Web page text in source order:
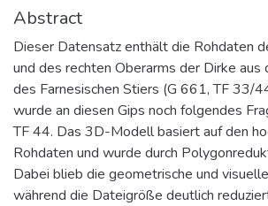
Abstract
Dieser Datensatz enthält die Rohdaten
und des rechten Oberarms der Dirke aus
des Farnesischen Stiers (G 661, TF 33/
wurde an diesen Gips noch folgendes
TF 44. Das 3D-Modell basiert auf den
Rohdaten und wurde durch
Dabei blieb die geometrische und
während die Dateigröße deutlich